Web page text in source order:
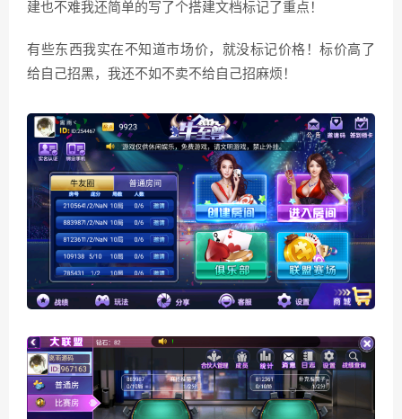
建也不难我还简单的写了个搭建文档标记了重点！
有些东西我实在不知道市场价，就没标记价格！标价高了
给自己招黑，我还不如不卖不给自己招麻烦！